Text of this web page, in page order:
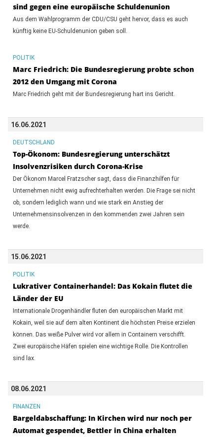
sind gegen eine europäische Schuldenunion
Aus dem Wahlprogramm der CDU/CSU geht hervor, dass es auch
künftig keine EU-Schuldenunion geben soll.
POLITIK
Marc Friedrich: Die Bundesregierung probte schon
2012 den Umgang mit Corona
Marc Friedrich geht mit der Bundesregierung hart ins Gericht.
16.06.2021
DEUTSCHLAND
Top-Ökonom: Bundesregierung unterschätzt
Insolvenzrisiken durch Corona-Krise
Der Ökonom Marcel Fratzscher sagt, dass die Finanzhilfen für
Unternehmen nicht ewig aufrechterhalten werden. Die Frage sei nicht
ob, sondern lediglich wann und wie stark ein Anstieg der
Unternehmensinsolvenzen in den kommenden zwei Jahren sein
werde.
15.06.2021
POLITIK
Lukrativer Containerhandel: Das Kokain flutet die
Länder der EU
Internationale Drogenhändler fluten den europäischen Markt mit
Kokain, weil sie auf dem alten Kontinent die höchsten Preise erzielen
können. Das weiße Pulver wird vor allem in Containern verschifft.
Zwei europäische Häfen spielen eine wichtige Rolle. Die Kontrollen
sind lax.
08.06.2021
FINANZEN
Bargeldabschaffung: In Kirchen wird nur noch per
Automat gespendet, Bettler in China erhalten